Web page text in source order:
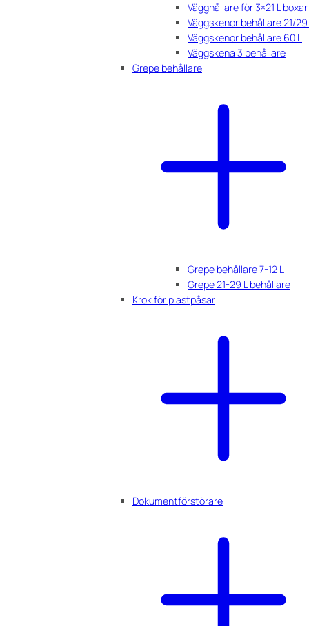
Vägghållare för 3×21 L boxar
Väggskenor behållare 21/29
Väggskenor behållare 60 L
Väggskena 3 behållare
Grepe behållare
Grepe behållare 7-12 L
Grepe 21-29 L behållare
Krok för plastpåsar
Dokumentförstörare